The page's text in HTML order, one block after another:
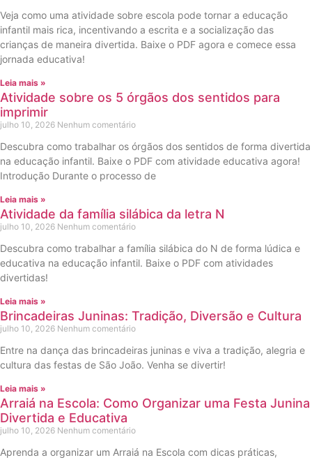
Veja como uma atividade sobre escola pode tornar a educação
infantil mais rica, incentivando a escrita e a socialização das
crianças de maneira divertida. Baixe o PDF agora e comece essa
jornada educativa!
Leia mais »
Atividade sobre os 5 órgãos dos sentidos para
imprimir
julho 10, 2026 Nenhum comentário
Descubra como trabalhar os órgãos dos sentidos de forma divertida
na educação infantil. Baixe o PDF com atividade educativa agora!
Introdução Durante o processo de
Leia mais »
Atividade da família silábica da letra N
julho 10, 2026 Nenhum comentário
Descubra como trabalhar a família silábica do N de forma lúdica e
educativa na educação infantil. Baixe o PDF com atividades
divertidas!
Leia mais »
Brincadeiras Juninas: Tradição, Diversão e Cultura
julho 10, 2026 Nenhum comentário
Entre na dança das brincadeiras juninas e viva a tradição, alegria e
cultura das festas de São João. Venha se divertir!
Leia mais »
Arraiá na Escola: Como Organizar uma Festa Junina
Divertida e Educativa
julho 10, 2026 Nenhum comentário
Aprenda a organizar um Arraiá na Escola com dicas práticas,